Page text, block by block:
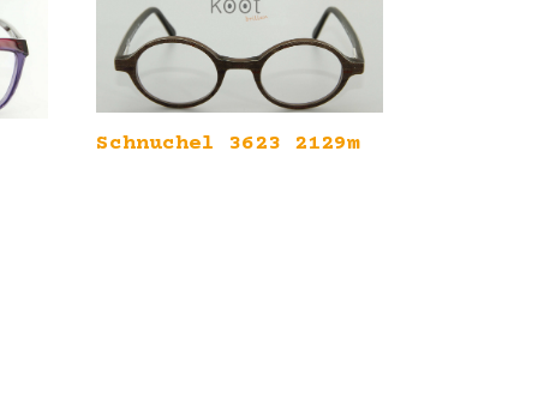
Schnuchel 3623 2129m